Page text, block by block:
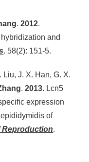
.2012.
and
. 58(2): 151-5.
Liu, J. X. Han, G. X.
.2013. Lcn5
expression
of
.